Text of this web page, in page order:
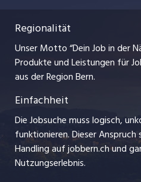
Ferienjobs
Management / Kader-Jobs
Arbeitgeber
Jobline
Impressum
Stellenmeldepflicht
myjob.ch
jobzüri.ch
ajourjob.ch
baernerbaer.ch
chmedia.ch
Regionalität
Unser Motto “Dein Job in der
Produkte und Leistungen für
aus der Region Bern.
Einfachheit
Die Jobsuche muss logisch,
funktionieren. Dieser
Handling auf jobbern.ch und
Nutzungserlebnis.